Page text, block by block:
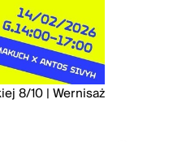
8/10 | Wernisaż